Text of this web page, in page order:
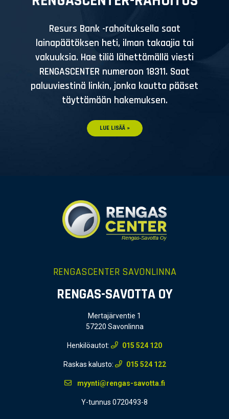
Resurs Bank -rahoituksella saat
lainapäätöksen heti, ilman takaajia tai
vakuuksia. Hae tiliä lähettämällä viesti
RENGASCENTER numeroon 18311. Saat
paluuviestinä linkin, jonka kautta pääset
täyttämään hakemuksen.
LUE LISÄÄ »
RENGASCENTER SAVONLINNA
RENGAS-SAVOTTA OY
Mertajärventie 1
57220 Savonlinna
Henkilöautot: 015 524 120
Raskas kalusto: 015 524 122
myynti@rengas-savotta.fi
Y-tunnus 0720493-8